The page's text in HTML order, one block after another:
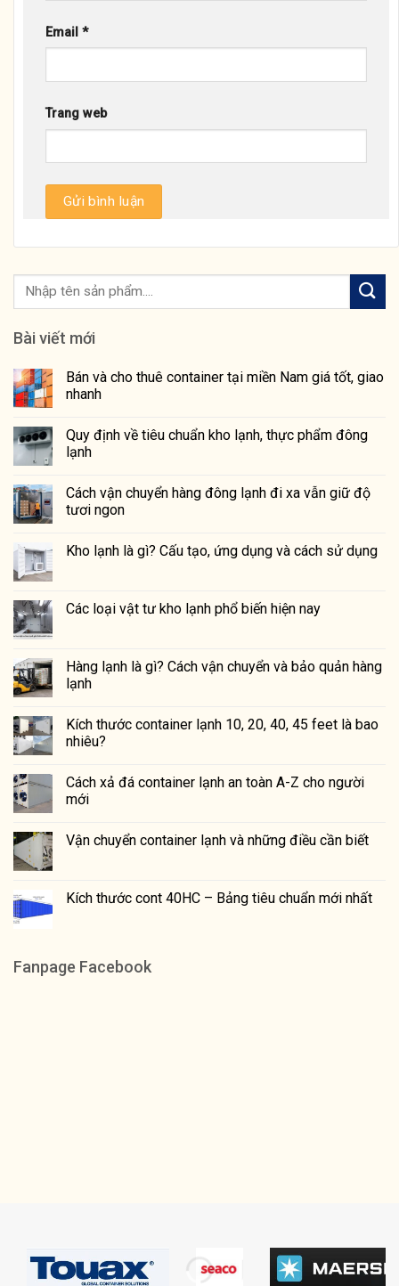
Email *
Trang web
Bài viết mới
Bán và cho thuê container tại miền Nam giá tốt, giao
nhanh
Quy định về tiêu chuẩn kho lạnh, thực phẩm đông
lạnh
Cách vận chuyển hàng đông lạnh đi xa vẫn giữ độ
tươi ngon
Kho lạnh là gì? Cấu tạo, ứng dụng và cách sử dụng
Các loại vật tư kho lạnh phổ biến hiện nay
Hàng lạnh là gì? Cách vận chuyển và bảo quản hàng
lạnh
Kích thước container lạnh 10, 20, 40, 45 feet là bao
nhiêu?
Cách xả đá container lạnh an toàn A-Z cho người
mới
Vận chuyển container lạnh và những điều cần biết
Kích thước cont 40HC – Bảng tiêu chuẩn mới nhất
Fanpage Facebook